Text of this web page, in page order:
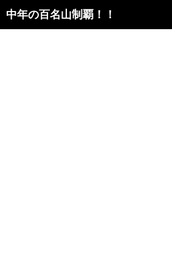
中年の百名山制覇！！
検
索